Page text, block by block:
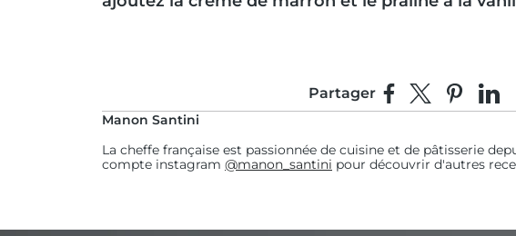
Partager Partager sur
Partager sur X
Épingler
Manon Santini
La cheffe française est passionnée de cuisine et de pâtisserie
compte instagram @manon_santini pour découvrir d'autres